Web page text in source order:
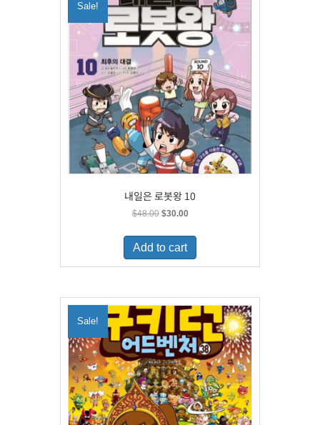
Sale!
내일은 로봇왕 10
$48.00 Original
was:
$48.00.
$30.00Current
is:
$30.00.
Add to cart
Sale!